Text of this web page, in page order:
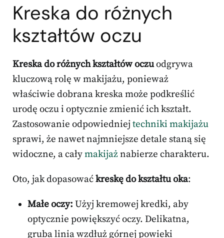
Kreska do różnych
kształtów oczu
Kreska do różnych kształtów oczuodgrywa
kluczową rolę w makijażu, ponieważ
właściwie dobrana kreska może podkreślić
urodę oczu i optycznie zmienić ich kształt.
Zastosowanie odpowiedniejtechniki makijażu
sprawi, że nawet najmniejsze detale staną się
widoczne, a całymakijażnabierze charakteru.
Oto, jak dopasowaćkreskę do kształtu oka:
Małe oczy: Użyj kremowej kredki, aby
optycznie powiększyć oczy. Delikatna,
gruba linia wzdłuż górnej powieki